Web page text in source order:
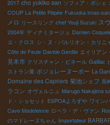
2017 cho yukiko san ソフィア・ボシェ
COUP La Petite Pépée Fukuoka Imao-san
メロ リースリング chef Youji Suzuki ス
2004年 ディナミタージュ Damien
エ・クロス シ・ヌ・パルリオン・カリニ
Côte de Feule Davide Gentile エイリアン
見本市 クリスチャン・ビネール Gaillac
ストラン業 ボジョレーヌーボー La
Domaine des Capriers 菊池シェフ 長
ラコン オヴェルニュ Marugo Nakajima
ド・ショセット ESPOAよろずや ワイン
Cave Madeleinne ロペラ・デ・ヴァン
のマドレーヌちゃん Importateur